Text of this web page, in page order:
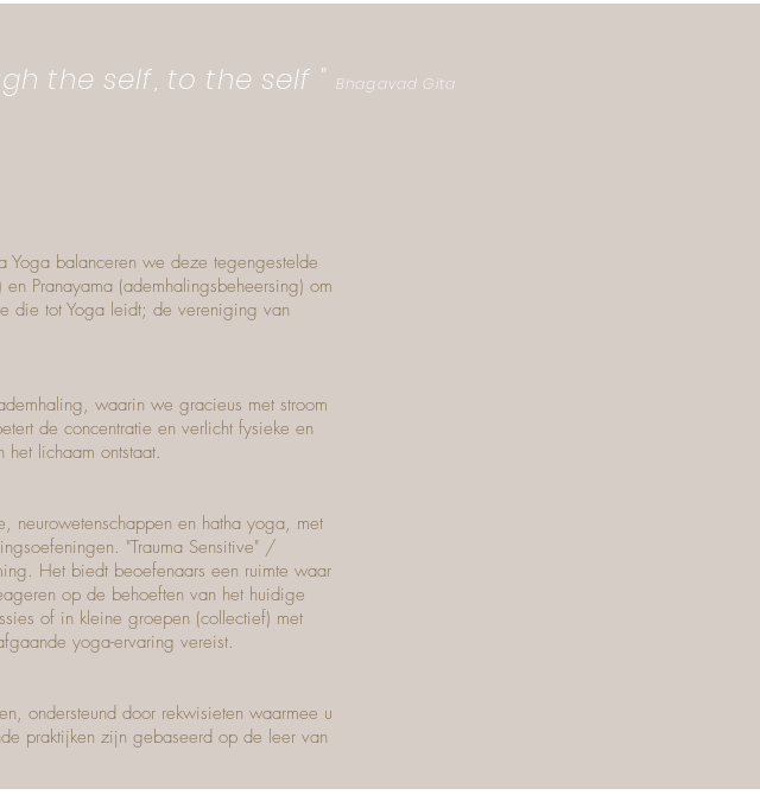
Yoga balanceren we deze tegengestelde
Pranayama (ademhalingsbeheersing) om
die tot Yoga leidt; de vereniging van
waarin we gracieus met stroom
de concentratie en verlicht fysieke en
lichaam ontstaat.
neurowetenschappen en hatha yoga, met
"Trauma Sensitive" /
Het biedt beoefenaars een ruimte waar
op de behoeften van het huidige
of in kleine groepen (collectief) met
yoga-ervaring vereist.
ondersteund door rekwisieten waarmee u
praktijken zijn gebaseerd op de leer van
the self, to the self "Bhagavad Gita